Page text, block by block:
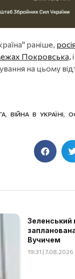
раніше,
Покровська,
на цьому
, ВІЙНА В УКРАЇНІ,
Зеленський
Вучичем
19:31 | 7.08.2026